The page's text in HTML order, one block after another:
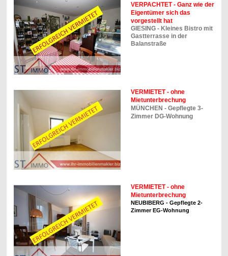
VERPACHTET - Ganz wie der
Eigentümer sich das
vorgestellt hat
GIESING - Kleines Bistro mit
Gastterrasse in der
Balanstraße
VERMIETET - ohne
Mietunterbrechung
MÜNCHEN - Gepflegte 3-
Zimmer DG-Wohnung
VERMIETET - ohne
Mietunterbrechung
NEUBIBERG - Gepflegte 2-
Zimmer EG-Wohnung